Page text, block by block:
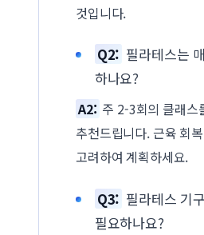
것입니다.
Q2: 필라테스는
하나요?
A2: 주 2-3회의 클래스
추천드립니다. 근육 회
고려하여 계획하세요.
Q3: 필라테스 기
필요하나요?